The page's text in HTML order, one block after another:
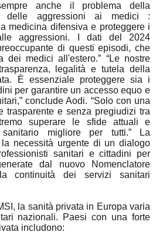
anche il problema della
delle aggressioni ai medici :
medicina difensiva e proteggere i
aggressioni. I dati del 2024
di questi episodi, che
dei medici all'estero.” “Le nostre
legalità e tutela della
È essenziale proteggere sia i
per garantire un accesso equo e
conclude Aodi. “Solo con una
trasparente e senza pregiudizi tra
superare le sfide attuali e
migliore per tutti.” La
necessità urgente di un dialogo
sanitari e cittadini per
dal nuovo Nomenclatore
continuità dei servizi sanitari
la sanità privata in Europa varia
nazionali. Paesi con una forte
includono: